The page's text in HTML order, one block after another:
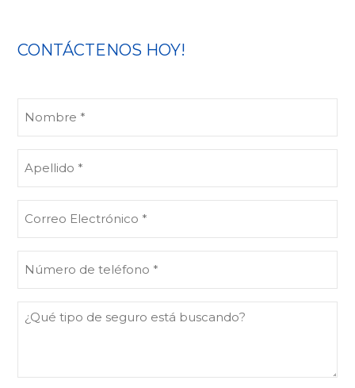
CONTÁCTENOS HOY!
(Obligatorio)
Electrónico
de
(Obligatorio)
¿Qué
tipo